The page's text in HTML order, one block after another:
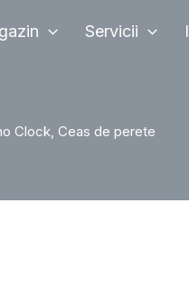
Servicii
Clock, Ceas de perete